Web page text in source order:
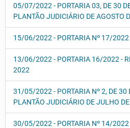
05/07/2022 - PORTARIA 03, DE 30
PLANTÃO JUDICIÁRIO DE AGOSTO
15/06/2022 - PORTARIA Nº 17/2022
13/06/2022 - PORTARIA 16/2022 -
2022
31/05/2022 - PORTARIA Nº 2, DE 30
PLANTÃO JUDICIÁRIO DE JULHO
30/05/2022 - PORTARIA Nº 14/2022